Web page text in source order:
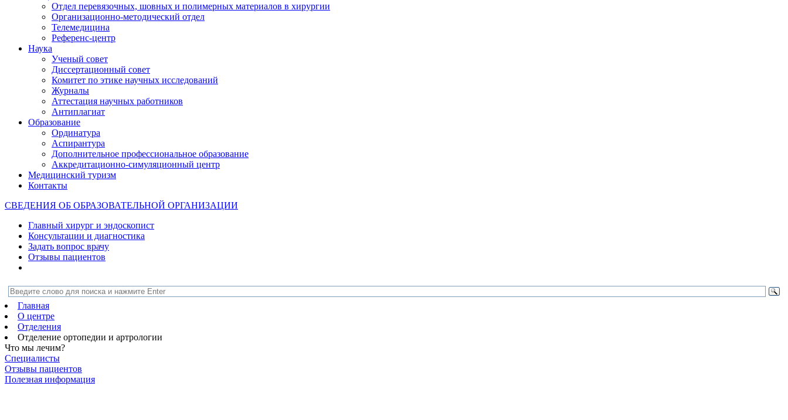
Отдел перевязочных, шовных и полимерных материалов в хирургии
Организационно-методический отдел
Телемедицина
Референс-центр
Наука
Ученый совет
Диссертационный совет
Комитет по этике научных исследований
Журналы
Аттестация научных работников
Антиплагиат
Образование
Ординатура
Аспирантура
Дополнительное профессиональное образование
Аккредитационно-симуляционный центр
Медицинский туризм
Контакты
СВЕДЕНИЯ ОБ ОБРАЗОВАТЕЛЬНОЙ ОРГАНИЗАЦИИ
Главный хирург и эндоскопист
Консультации и диагностика
Задать вопрос врачу
Отзывы пациентов
Главная
О центре
Отделения
Отделение ортопедии и артрологии
Что мы лечим?
Специалисты
Отзывы пациентов
Полезная информация